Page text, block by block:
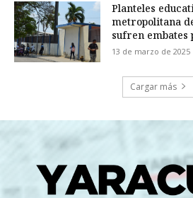
Planteles
metropolitana
sufren embates
13 de marzo de 2025
Cargar más